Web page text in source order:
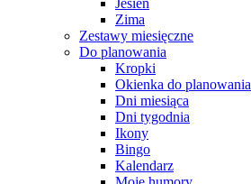
Jesień
Zima
Zestawy miesięczne
Do planowania
Kropki
Okienka do planowania
Dni miesiąca
Dni tygodnia
Ikony
Bingo
Kalendarz